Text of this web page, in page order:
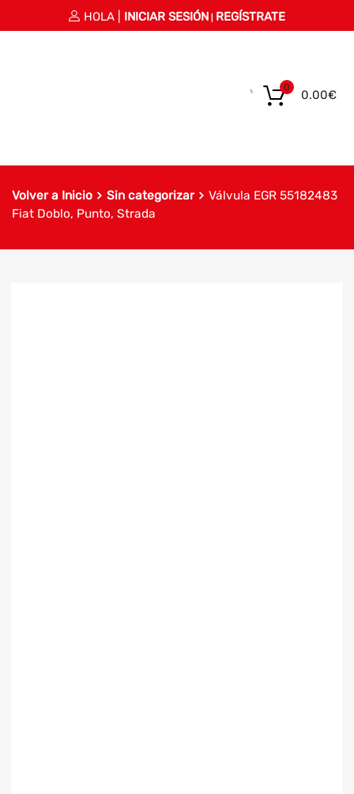
HOLA | INICIAR SESIÓN REGÍSTRATE
0.00€
0
Volver a Inicio Sin categorizar
Válvula EGR 55182483
Fiat Doblo, Punto, Strada